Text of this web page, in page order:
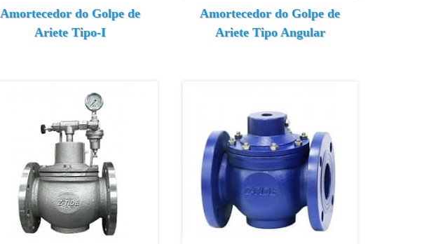
Amortecedor do Golpe de
Ariete Tipo-I
Amortecedor do Golpe de
Ariete Tipo Angular